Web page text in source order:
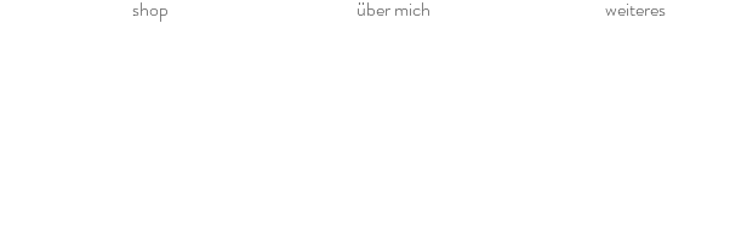
shop über mich weiteres